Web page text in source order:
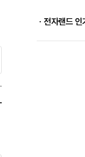
ㆍ전자랜드 인